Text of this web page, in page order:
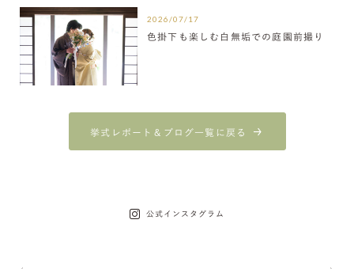
2026/07/17
色掛下も楽しむ白無垢での庭園前撮り
挙式レポート＆ブログ一覧に戻る
公式インスタグラム